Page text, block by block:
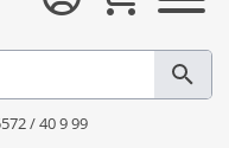
/ 40 9 99